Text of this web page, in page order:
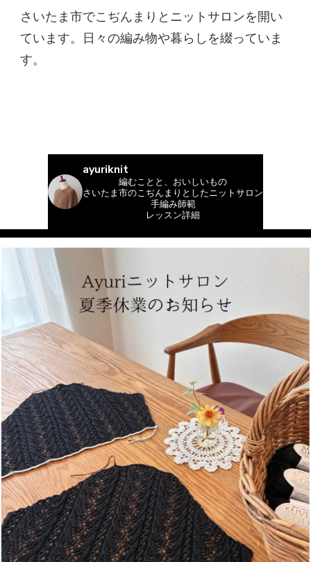
さいたま市でこぢんまりとニットサロンを開い
ています。日々の編み物や暮らしを綴っていま
す。
ayuriknit
編むことと、おいしいもの
さいたま市のこぢんまりとしたニットサロン
手編み師範
レッスン詳細